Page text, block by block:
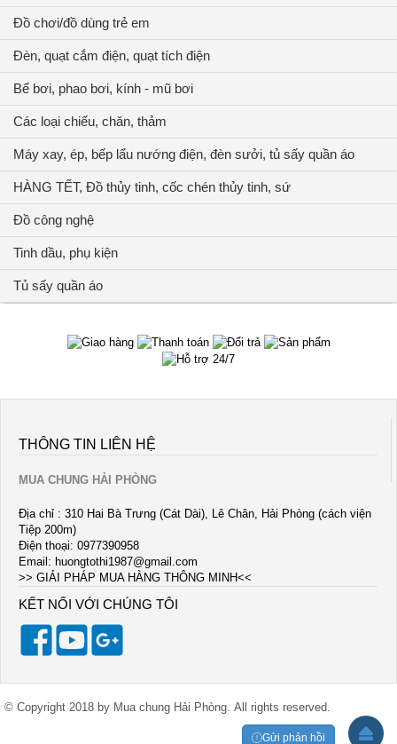
Đồ chơi/đồ dùng trẻ em
Đèn, quạt cắm điện, quạt tích điện
Bể bơi, phao bơi, kính - mũ bơi
Các loại chiếu, chăn, thảm
Máy xay, ép, bếp lẩu nướng điện, đèn sưởi, tủ sấy quần áo
HÀNG TẾT, Đồ thủy tinh, cốc chén thủy tinh, sứ
Đồ công nghệ
Tinh dầu, phụ kiện
Tủ sấy quần áo
THÔNG TIN LIÊN HỆ
MUA CHUNG HẢI PHÒNG
Địa chỉ : 310 Hai Bà Trưng (Cát Dài), Lê Chân, Hải Phòng (cách viện
Tiệp 200m)
Điện thoại: 0977390958
Email: huongtothi1987@gmail.com
>> GIẢI PHÁP MUA HÀNG THÔNG MINH<<
KẾT NỐI VỚI CHÚNG TÔI
Gửi phản hồi
© Copyright 2018 by Mua chung Hải Phòng. All rights reserved.